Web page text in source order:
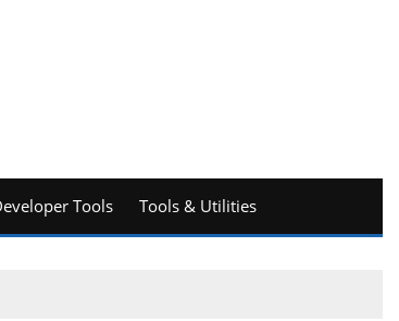
Tools Tools & Utilities